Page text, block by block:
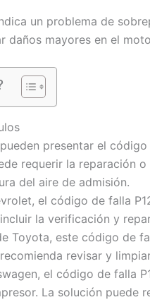
un problema de
daños mayores en el
presentar el
requerir la reparación
del aire de admisión.
el código de falla
la verificación y
Toyota, este código de
revisar y
el código de falla
La solución puede